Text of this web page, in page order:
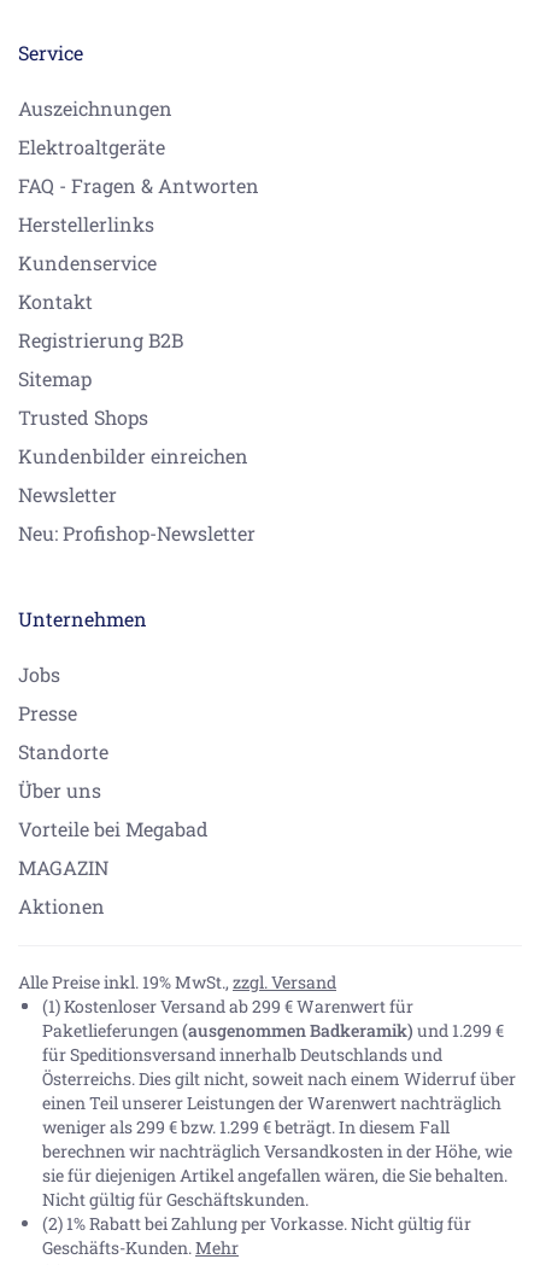
Service
Auszeichnungen
Elektroaltgeräte
FAQ - Fragen & Antworten
Herstellerlinks
Kundenservice
Kontakt
Registrierung B2B
Sitemap
Trusted Shops
Kundenbilder einreichen
Newsletter
Neu: Profishop-Newsletter
Unternehmen
Jobs
Presse
Standorte
Über uns
Vorteile bei Megabad
MAGAZIN
Aktionen
Alle Preise inkl. 19% MwSt., zzgl. Versand
(1) Kostenloser Versand ab 299 € Warenwert für
Paketlieferungen(ausgenommen Badkeramik) und 1.299 €
für Speditionsversand innerhalb Deutschlands und
Österreichs. Dies gilt nicht, soweit nach einem Widerruf über
einen Teil unserer Leistungen der Warenwert nachträglich
weniger als 299 € bzw. 1.299 € beträgt. In diesem Fall
berechnen wir nachträglich Versandkosten in der Höhe, wie
sie für diejenigen Artikel angefallen wären, die Sie behalten.
Nicht gültig für Geschäftskunden.
(2) 1% Rabatt bei Zahlung per Vorkasse. Nicht gültig für
Geschäfts-Kunden.Mehr